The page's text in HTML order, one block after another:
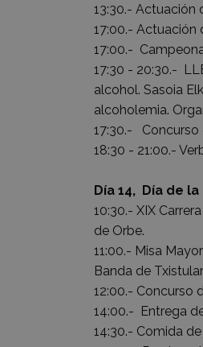
13:30.- Actuación
17:00.- Actuación
17:00.-
17:30 - 20:30.-
alcohol. Sasoia
alcoholemia.
17:30.- Concurso
18:30 - 21:00.-
Día 14, Día de
10:30.- XIX
de Orbe.
11:00.- Misa
Banda de
12:00.- Concurso
14:00.- Entrega
14:30.- Comida